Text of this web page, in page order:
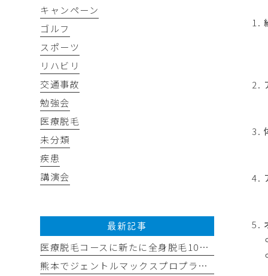
キャンペーン
ゴルフ
スポーツ
リハビリ
交通事故
勉強会
医療脱毛
未分類
疾患
講演会
最新記事
医療脱毛コースに新たに全身脱毛10回コースを追加しました✨
熊本でジェントルマックスプロプラスの医療脱毛なら平山整形外科医院